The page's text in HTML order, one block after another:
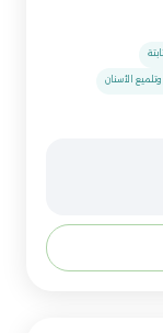
الأسنان